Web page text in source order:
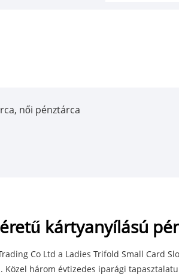
női pénztárca
kártyanyílású
Co Ltd a Ladies Trifold Small Card
Közel három évtizedes iparági